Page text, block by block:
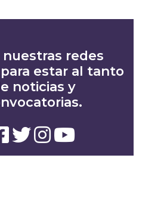
nuestras redes
estar al tanto
noticias y